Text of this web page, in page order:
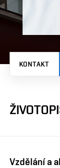
KONTAKT
Vzdělání a